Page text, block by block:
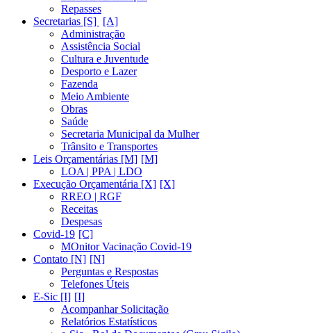
Repasses
Secretarias [S]
Administração
Assistência Social
Cultura e Juventude
Desporto e Lazer
Fazenda
Meio Ambiente
Obras
Saúde
Secretaria Municipal da Mulher
Trânsito e Transportes
Leis Orçamentárias [M]
LOA | PPA | LDO
Execução Orçamentária [X]
RREO | RGF
Receitas
Despesas
Covid-19
MOnitor Vacinação Covid-19
Contato [N]
Perguntas e Respostas
Telefones Úteis
E-Sic [I]
Acompanhar Solicitação
Relatórios Estatísticos